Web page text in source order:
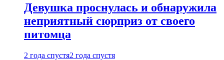
Девушка проснулась и обнаружила
неприятный сюрприз от своего
питомца
2 года спустя2 года спустя